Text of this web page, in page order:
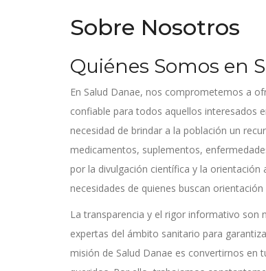
Sobre Nosotros
Quiénes Somos en
En Salud Danae, nos comprometemos a
confiable para todos aquellos interesados
necesidad de brindar a la población un
medicamentos, suplementos,
por la divulgación científica y la
necesidades de quienes buscan
La transparencia y el rigor informativo son
expertas del ámbito sanitario para
misión de Salud Danae es convertirnos en